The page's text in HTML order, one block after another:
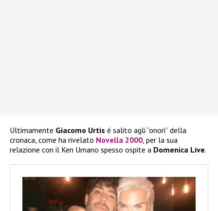
Ultimamente Giacomo Urtis é salito agli “onori” della
cronaca, come ha rivelato Novella 2000 , per la sua
relazione con il Ken Umano spesso ospite a Domenica Live.